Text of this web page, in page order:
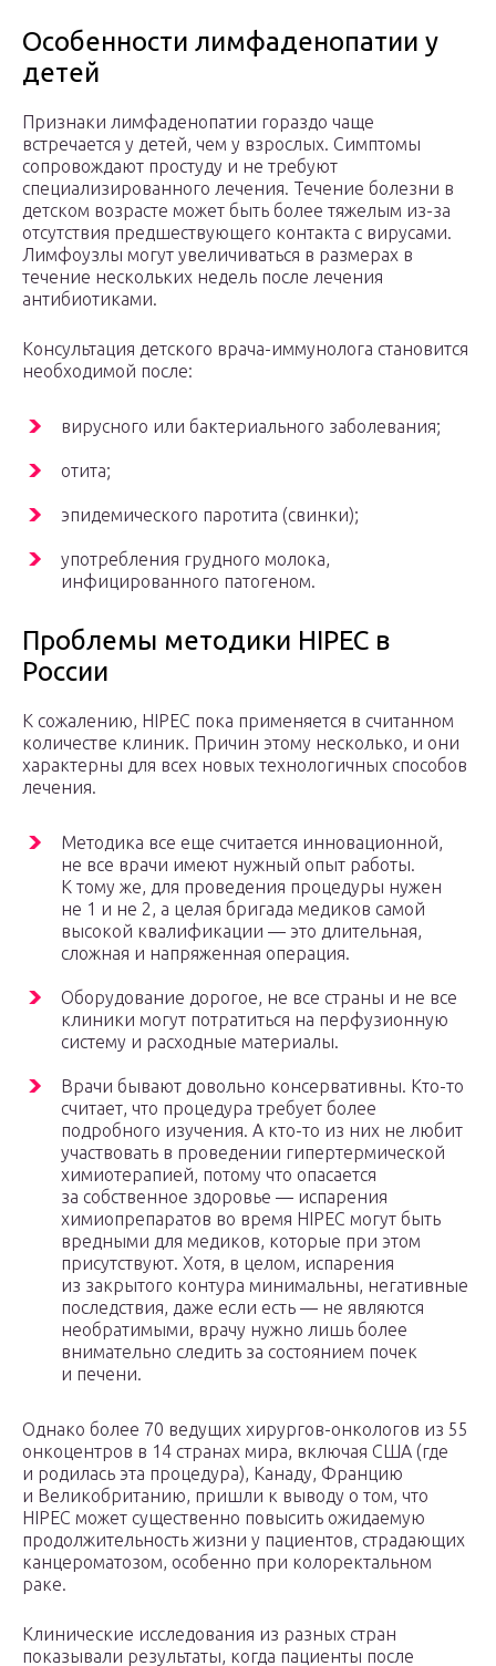
Особенности лимфаденопатии у
детей
Признаки лимфаденопатии гораздо чаще
встречается у детей, чем у взрослых. Симптомы
сопровождают простуду и не требуют
специализированного лечения. Течение болезни в
детском возрасте может быть более тяжелым из-за
отсутствия предшествующего контакта с вирусами.
Лимфоузлы могут увеличиваться в размерах в
течение нескольких недель после лечения
антибиотиками.
Консультация детского врача-иммунолога становится
необходимой после:
вирусного или бактериального заболевания;
отита;
эпидемического паротита (свинки);
употребления грудного молока,
инфицированного патогеном.
Проблемы методики HIPEC в
России
К сожалению, HIPEC пока применяется в считанном
количестве клиник. Причин этому несколько, и они
характерны для всех новых технологичных способов
лечения.
Методика все еще считается инновационной,
не все врачи имеют нужный опыт работы.
К тому же, для проведения процедуры нужен
не 1 и не 2, а целая бригада медиков самой
высокой квалификации — это длительная,
сложная и напряженная операция.
Оборудование дорогое, не все страны и не все
клиники могут потратиться на перфузионную
систему и расходные материалы.
Врачи бывают довольно консервативны. Кто-то
считает, что процедура требует более
подробного изучения. А кто-то из них не любит
участвовать в проведении гипертермической
химиотерапией, потому что опасается
за собственное здоровье — испарения
химиопрепаратов во время HIPEC могут быть
вредными для медиков, которые при этом
присутствуют. Хотя, в целом, испарения
из закрытого контура минимальны, негативные
последствия, даже если есть — не являются
необратимыми, врачу нужно лишь более
внимательно следить за состоянием почек
и печени.
Однако более 70 ведущих хирургов-онкологов из 55
онкоцентров в 14 странах мира, включая США (где
и родилась эта процедура), Канаду, Францию
и Великобританию, пришли к выводу о том, что
HIPEC может существенно повысить ожидаемую
продолжительность жизни у пациентов, страдающих
канцероматозом, особенно при колоректальном
раке.
Клинические исследования из разных стран
показывали результаты, когда пациенты после